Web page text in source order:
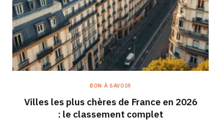
BON À SAVOIR
Villes les plus chères de France en 2026
: le classement complet